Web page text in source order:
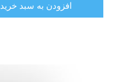
افزودن به سبد خرید